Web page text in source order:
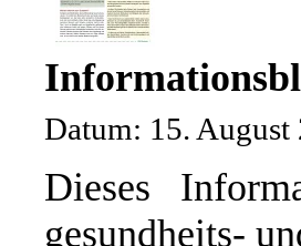
Datum: 15. August
Dieses
gesundheits-